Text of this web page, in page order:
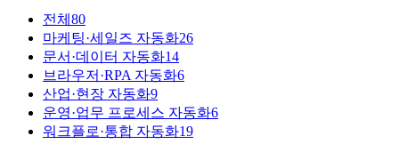
전체 80
마케팅·세일즈 자동화26
문서·데이터 자동화14
브라우저·RPA 자동화6
산업·현장 자동화9
운영·업무 프로세스 자동화6
워크플로·통합 자동화19